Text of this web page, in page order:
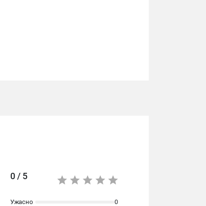
0 / 5
Ужасно
0